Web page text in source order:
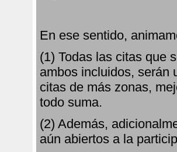
En ese sentido,
(1) Todas las citas que
ambos incluidos, serán
citas de más zonas,
todo suma.
(2) Además,
aún abiertos a la